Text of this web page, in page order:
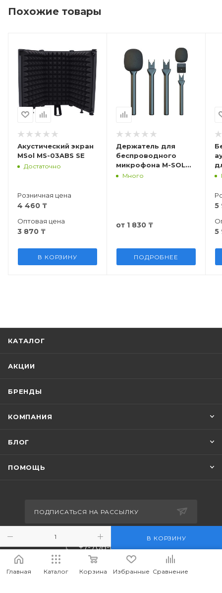
В КОРЗИНУ
Похожие товары
Акустический экран
MSol MS-03ABS SE
Достаточно
Розничная цена
4 460 ₸
Оптовая цена
3 870 ₸
В КОРЗИНУ
Держатель для
беспроводного
микрофона M-SOL
SX70
Много
от 1 830 ₸
ПОДРОБНЕЕ
5
5
КАТАЛОГ
АКЦИИ
БРЕНДЫ
КОМПАНИЯ
БЛОГ
ПОМОЩЬ
ПОДПИСАТЬСЯ НА РАССЫЛКУ
+7-708-036-8442
m_forwork@mail.ru
Главная Каталог Корзина Избранные Сравнение